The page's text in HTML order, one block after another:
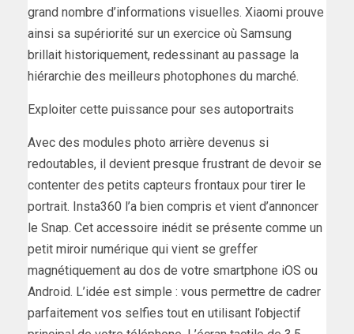
grand nombre d’informations visuelles. Xiaomi prouve
ainsi sa supériorité sur un exercice où Samsung
brillait historiquement, redessinant au passage la
hiérarchie des meilleurs photophones du marché.
Exploiter cette puissance pour ses autoportraits
Avec des modules photo arrière devenus si
redoutables, il devient presque frustrant de devoir se
contenter des petits capteurs frontaux pour tirer le
portrait. Insta360 l’a bien compris et vient d’annoncer
le Snap. Cet accessoire inédit se présente comme un
petit miroir numérique qui vient se greffer
magnétiquement au dos de votre smartphone iOS ou
Android. L’idée est simple : vous permettre de cadrer
parfaitement vos selfies tout en utilisant l’objectif